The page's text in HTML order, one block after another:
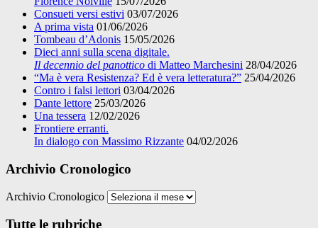
Consueti versi estivi 03/07/2026
A prima vista 01/06/2026
Tombeau d’Adonis 15/05/2026
Dieci anni sulla scena digitale.
Il decennio del panottico di Matteo Marchesini 28/04/2026
“Ma è vera Resistenza? Ed è vera letteratura?” 25/04/2026
Contro i falsi lettori 03/04/2026
Dante lettore 25/03/2026
Una tessera 12/02/2026
Frontiere erranti.
In dialogo con Massimo Rizzante 04/02/2026
Archivio Cronologico
Archivio Cronologico
Tutte le rubriche